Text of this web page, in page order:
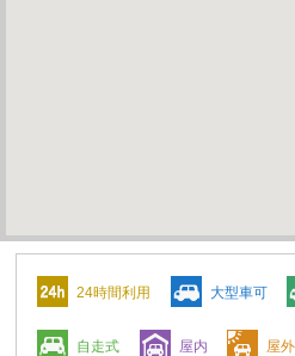
24時間利用 大型車可
自走式 屋内 屋外